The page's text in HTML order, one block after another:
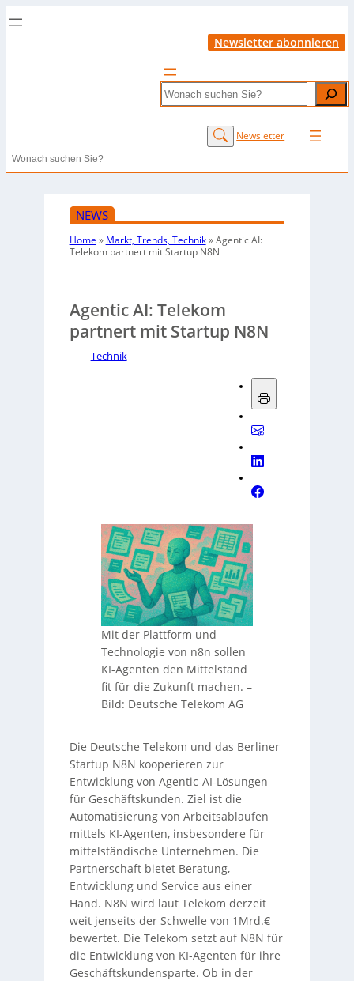
Newsletter abonnieren
Search
Newsletter
Search
NEWS
Home » Markt, Trends, Technik»Agentic AI:
Telekom partnert mit Startup N8N
Agentic AI: Telekom
partnert mit Startup N8N
Technik
Mit der Plattform und
Technologie von n8n sollen
KI-Agenten den Mittelstand
fit für die Zukunft machen. –
Bild: Deutsche Telekom AG
Die Deutsche Telekom und das Berliner
Startup N8N kooperieren zur
Entwicklung von Agentic-AI-Lösungen
für Geschäftskunden. Ziel ist die
Automatisierung von Arbeitsabläufen
mittels KI-Agenten, insbesondere für
mittelständische Unternehmen. Die
Partnerschaft bietet Beratung,
Entwicklung und Service aus einer
Hand. N8N wird laut Telekom derzeit
weit jenseits der Schwelle von 1Mrd.€
bewertet. Die Telekom setzt auf N8N für
die Entwicklung von KI-Agenten für ihre
Geschäftskundensparte. Ob in der